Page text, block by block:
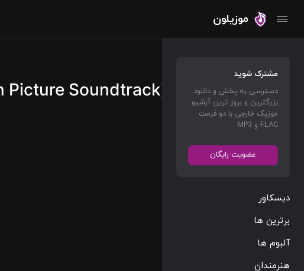
موزیلون
مشترک شوید
دسترسی به پخش و دانلود
بزرگترین و بروز ترین آرشیو
موزیک خارجی با دو فرمت
FLAC و MP3
عضویت رایگان
دیسکاور
برترین ها
آلبوم ها
هنرمندان
Picture Soundtrack)